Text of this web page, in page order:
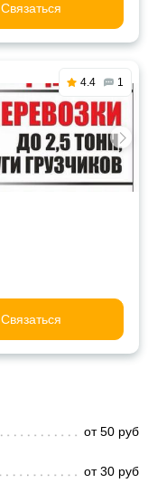
Связаться
4.4 1
Связаться
от 50 руб
от 30 руб